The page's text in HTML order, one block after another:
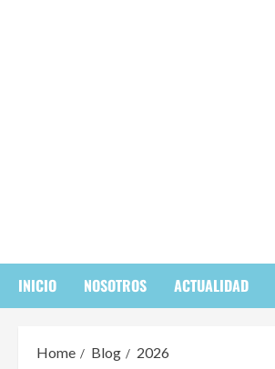
INICIO NOSOTROS ACTUALIDAD
Home Blog 2026